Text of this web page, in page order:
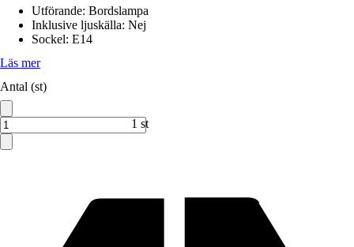
Utförande: Bordslampa
Inklusive ljuskälla: Nej
Sockel: E14
Läs mer
Antal (st)
1 st